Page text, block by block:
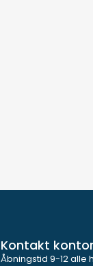
Kontakt
Åbningstid 9-12 alle